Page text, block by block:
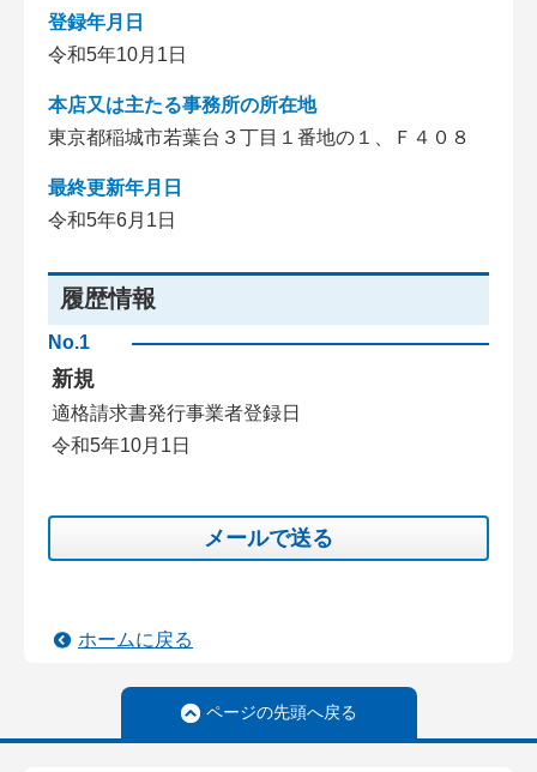
登録年月日
令和5年10月1日
本店又は主たる事務所の所在地
東京都稲城市若葉台３丁目１番地の１、Ｆ４０８
最終更新年月日
令和5年6月1日
履歴情報
No.1
新規
適格請求書発行事業者登録日
令和5年10月1日
メールで送る
ホームに戻る
ページの先頭へ戻る